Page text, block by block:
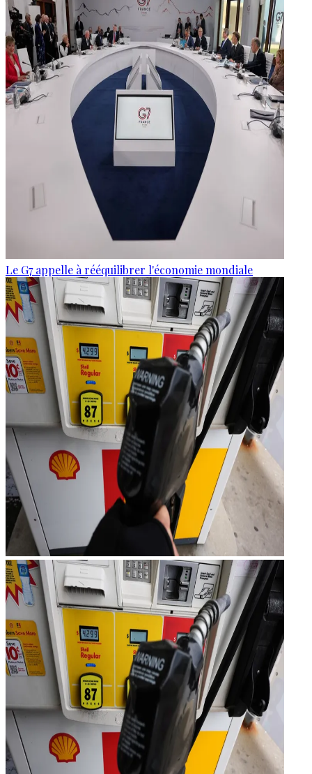
Le G7 appelle à rééquilibrer l'économie mondiale